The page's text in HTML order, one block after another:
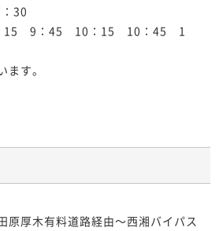
30
　9：45　10：15　10：45　1
す。
原厚木有料道路経由～西湘バイパス